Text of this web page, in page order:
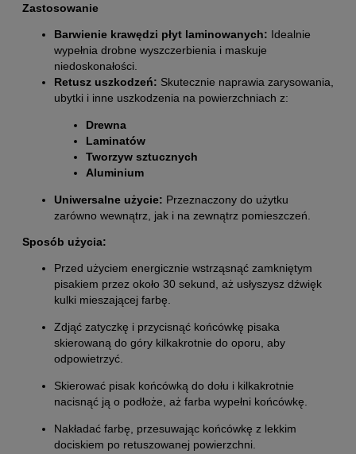
Zastosowanie
Barwienie krawędzi płyt laminowanych: Idealnie
wypełnia drobne wyszczerbienia i maskuje
niedoskonałości.
Retusz uszkodzeń: Skutecznie naprawia zarysowania,
ubytki i inne uszkodzenia na powierzchniach z:
Drewna
Laminatów
Tworzyw sztucznych
Aluminium
Uniwersalne użycie: Przeznaczony do użytku
zarówno wewnątrz, jak i na zewnątrz pomieszczeń.
Sposób użycia:
Przed użyciem energicznie wstrząsnąć zamkniętym
pisakiem przez około 30 sekund, aż usłyszysz dźwięk
kulki mieszającej farbę.
Zdjąć zatyczkę i przycisnąć końcówkę pisaka
skierowaną do góry kilkakrotnie do oporu, aby
odpowietrzyć.
Skierować pisak końcówką do dołu i kilkakrotnie
nacisnąć ją o podłoże, aż farba wypełni końcówkę.
Nakładać farbę, przesuwając końcówkę z lekkim
dociskiem po retuszowanej powierzchni.